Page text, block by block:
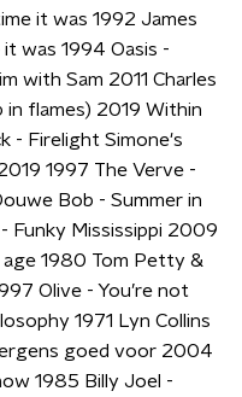
it was 1992 James
was 1994 Oasis -
with Sam 2011 Charles
in flames) 2019 Within
- Firelight Simone's
1997 The Verve -
Bob - Summer in
Funky Mississippi 2009
1980 Tom Petty &
Olive - You’re not
1971 Lyn Collins
goed voor 2004
1985 Billy Joel -